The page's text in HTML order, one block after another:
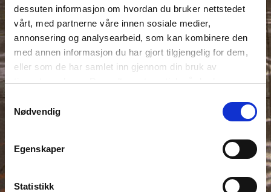
dessuten informasjon om hvordan du bruker nettstedet
vårt, med partnerne våre innen sosiale medier,
annonsering og analysearbeid, som kan kombinere den
med annen informasjon du har gjort tilgjengelig for dem,
eller som de har samlet inn gjennom din bruk av
tjenestene deres. Du godtar automatisk vår bruk av
Samtykkevalg
Nødvendig
Egenskaper
Statistikk